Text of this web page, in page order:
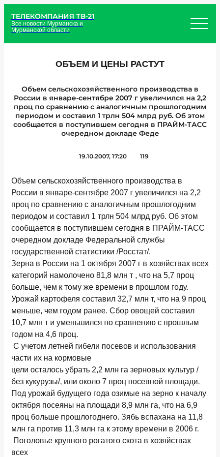
ТЕЛЕКОМПАНИЯ ТВ-21
Все новости Мурманска и
Мурманской области
ОБЪЕМ И ЦЕНЫ РАСТУТ
Объем сельскохозяйственного производства в
России в январе-сентябре 2007 г увеличился на 2,2
проц по сравнению с аналогичным прошлогодним
периодом и составил 1 трлн 504 млрд руб. Об этом
сообщается в поступившем сегодня в ПРАЙМ-ТАСС
очередном докладе Феде
19.10.2007, 17:20 119
Объем сельскохозяйственного производства в
России в январе-сентябре 2007 г увеличился на 2,2
проц по сравнению с аналогичным прошлогодним
периодом и составил 1 трлн 504 млрд руб. Об этом
сообщается в поступившем сегодня в ПРАЙМ-ТАСС
очередном докладе Федеральной службы
государственной статистики /Росстат/.
Зерна в России на 1 октября 2007 г в хозяйствах всех
категорий намолочено 81,8 млн т , что на 5,7 проц
больше, чем к тому же времени в прошлом году.
Урожай картофеля составил 32,7 млн т, что на 9 проц
меньше, чем годом ранее. Сбор овощей составил
10,7 млн т и уменьшился по сравнению с прошлым
годом на 4,6 проц.
С учетом летней гибели посевов и использования
части их на кормовые
цели осталось убрать 2,2 млн га зерновых культур /
без кукурузы/, или около 7 проц посевной площади.
Под урожай будущего года озимые на зерно к началу
октября посеяны на площади 8,9 млн га, что на 6,9
проц больше прошлогоднего. Зябь вспахана на 11,8
млн га против 11,3 млн га к этому времени в 2006 г.
Поголовье крупного рогатого скота в хозяйствах
всех